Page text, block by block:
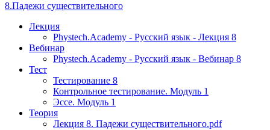
8.Падежи существительного
Лекция
Phystech.Academy - Русский язык - Лекция 8
Вебинар
Phystech.Academy - Русский язык - Вебинар 8
Тест
Тестирование 8
Контрольное тестирование. Модуль 1
Эссе. Модуль 1
Теория
Лекция 8. Падежи существительного.pdf